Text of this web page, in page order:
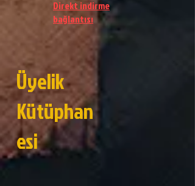
Direkt indirme
bağlantısı
Üyelik
Kütüphan
esi